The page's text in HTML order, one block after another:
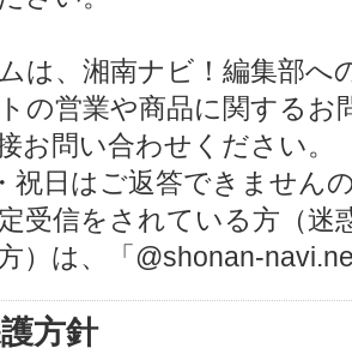
は、湘南ナビ！編集部へ
の営業や商品に関する
お問い合わせください。
祝日はご返答できません
受信をされている方（迷
）は、「@shonan-
方針